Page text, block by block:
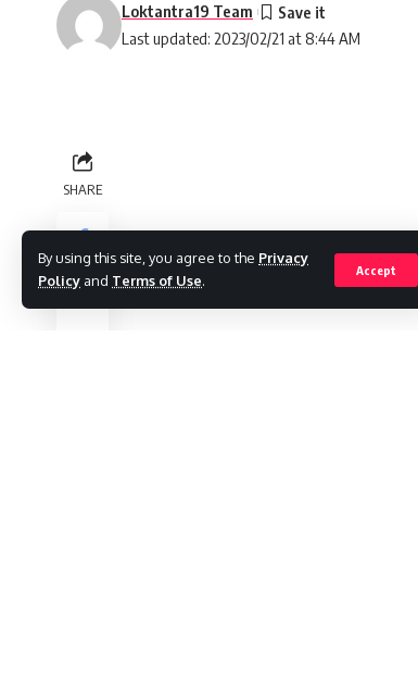
By using this site, you agree to the Privacy
Policy and Terms of Use.
Accept
Last updated: 2023/02/21 at 8:44 AM
Loktantra19 Team
SHARE